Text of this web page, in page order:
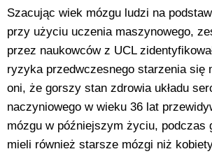
Szacując wiek mózgu ludzi na
przy użyciu uczenia maszynowego,
przez naukowców z UCL
ryzyka przedwczesnego starzenia się
oni, że gorszy stan zdrowia układu
naczyniowego w wieku 36 lat
mózgu w późniejszym życiu, podczas
mieli również starsze mózgi niż